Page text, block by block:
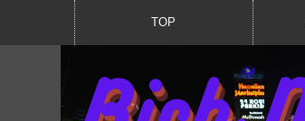
TOP